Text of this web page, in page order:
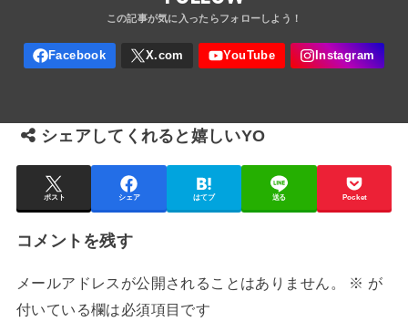
シェアしてくれると嬉しいYO
ポスト シェア はてブ 送る Pocket
コメントを残す
メールアドレスが公開されることはありません。 ※ が
付いている欄は必須項目です